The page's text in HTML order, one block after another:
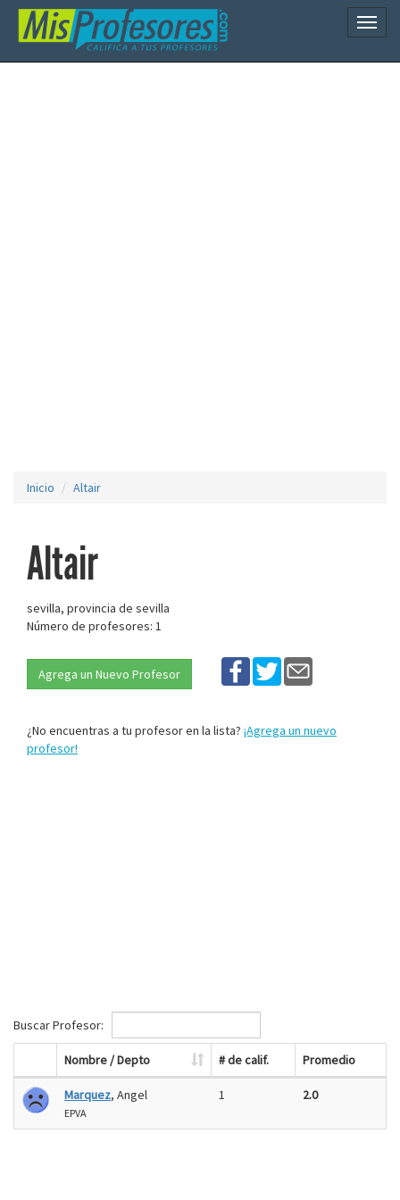
Inicio Altair
Altair
sevilla, provincia de sevilla
Número de profesores: 1
Agrega un Nuevo Profesor
¿No encuentras a tu profesor en la lista? ¡Agrega un nuevo
profesor!
Buscar Profesor:
Nombre / Depto # de calif. Promedio
Marquez, Angel
EPVA
1 2.0